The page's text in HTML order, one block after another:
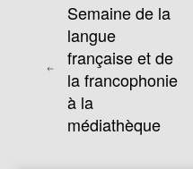
Semaine de la
langue
française et de
la francophonie
à la
médiathèque